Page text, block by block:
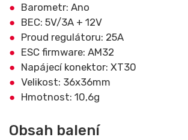
Barometr: Ano
BEC: 5V/3A + 12V
Proud regulátoru: 25A
ESC firmware: AM32
Napájecí konektor: XT30
Velikost: 36x36mm
Hmotnost: 10,6g
Obsah balení